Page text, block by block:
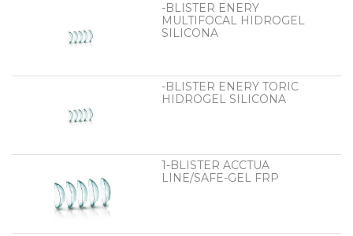
-BLISTER ENERY
MULTIFOCAL HIDROGEL
SILICONA
-BLISTER ENERY TORIC
HIDROGEL SILICONA
1-BLISTER ACCTUA
LINE/SAFE-GEL FRP